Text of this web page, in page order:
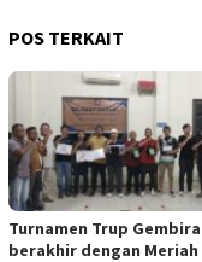
POS TERKAIT
Turnamen Trup Gembira
berakhir dengan Meriah